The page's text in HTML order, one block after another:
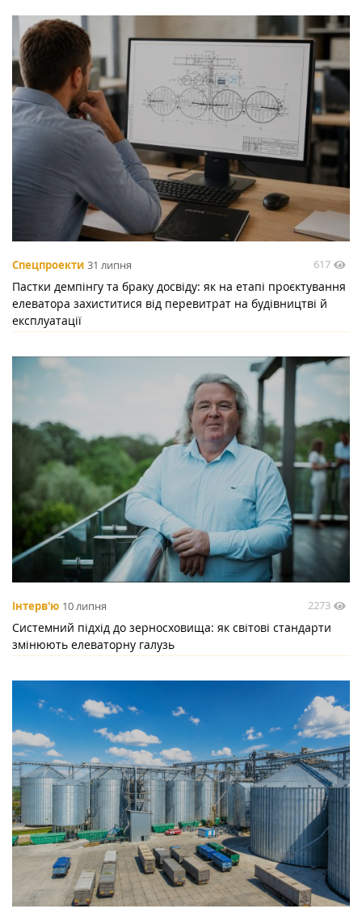
Спецпроекти 31 липня 617
Пастки демпінгу та браку досвіду: як на етапі проєктування
елеватора захиститися від перевитрат на будівництві й
експлуатації
Інтерв'ю 10 липня 2273
Системний підхід до зерносховища: як світові стандарти
змінюють елеваторну галузь